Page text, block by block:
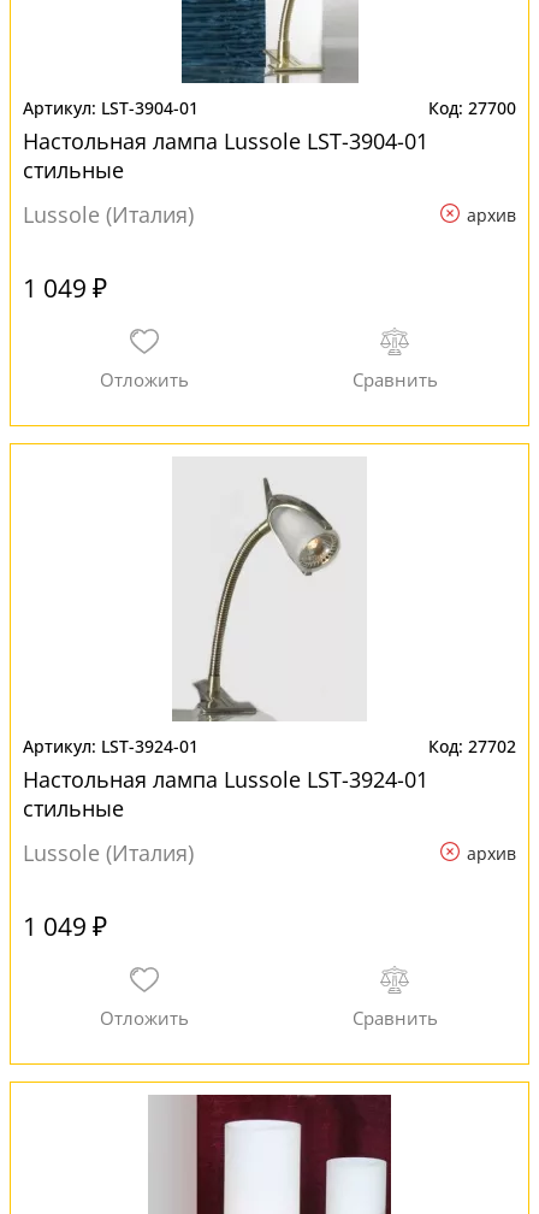
LST-3904-01 27700
Настольная лампа Lussole LST-3904-01
стильные
Lussole (Италия)
архив
1 049 ₽
LST-3924-01 27702
Настольная лампа Lussole LST-3924-01
стильные
Lussole (Италия)
архив
1 049 ₽